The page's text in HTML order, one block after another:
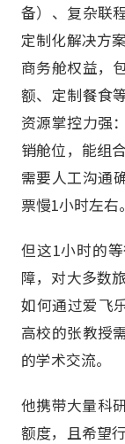
备）、复杂联
定制化解决方
商务舱权益，
额、定制餐食
资源掌控力强
销舱位，能组
需要人工沟通
票慢1小时左右。
但这1小时的
障，对大多数
如何通过爱飞
高校的张教授
的学术交流。
他携带大量科
额度，且希望